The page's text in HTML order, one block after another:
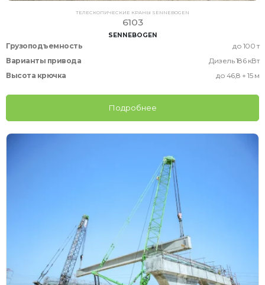
ТЕЛЕСКОПИЧЕСКИЕ КРАНЫ SENNEBOGEN
6103
SENNEBOGEN
Грузоподъемность
до 100 т
Варианты привода
Дизель 186 кВт
Высота крючка
до 46,8 + 15 м
Подробнее